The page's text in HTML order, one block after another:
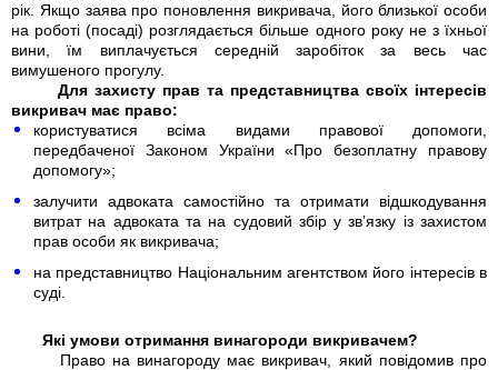
рік. Якщо заява про поновлення викривача, його близької особи
на роботі (посаді) розглядається більше одного року не з їхньої
вини, їм виплачується середній заробіток за весь час
вимушеного прогулу.
Для захисту прав та представництва своїх інтересів
викривач має право:
користуватися всіма видами правової допомоги,
передбаченої Законом України «Про безоплатну правову
допомогу»;
залучити адвоката самостійно та отримати відшкодування
витрат на адвоката та на судовий збір у зв’язку із захистом
прав особи як викривача;
на представництво Національним агентством його інтересів в
суді.
Які умови отримання винагороди викривачем?
Право на винагороду має викривач, який повідомив про